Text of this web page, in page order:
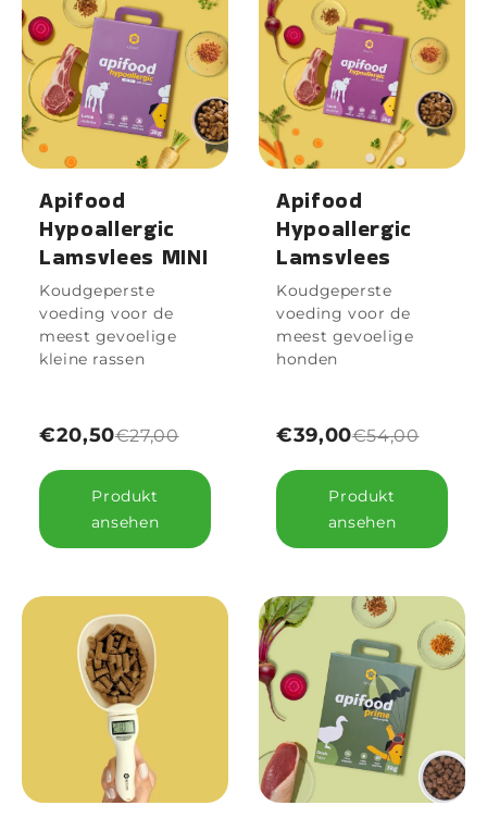
Apifood
Hypoallergic
Lamsvlees MINI
Koudgeperste
voeding voor de
meest gevoelige
kleine rassen
€20,50€27,00
Produkt
ansehen
Apifood
Hypoallergic
Lamsvlees
Koudgeperste
voeding voor de
meest gevoelige
honden
€39,00€54,00
Produkt
ansehen